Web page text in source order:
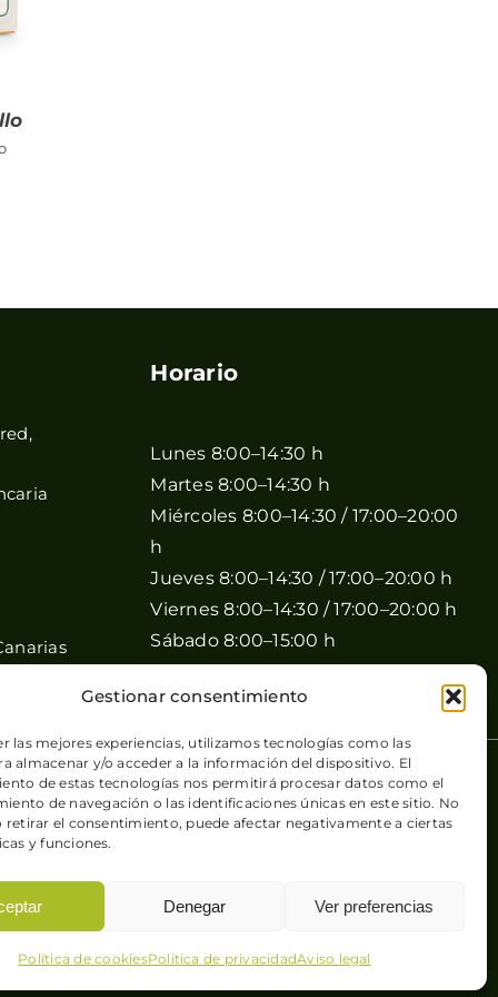
Gestionar consentimiento
las mejores experiencias, utilizamos tecnologías como las
almacenar y/o acceder a la información del dispositivo. El
de estas tecnologías nos permitirá procesar datos como el
de navegación o las identificaciones únicas en este sitio. No
retirar el consentimiento, puede afectar negativamente a ciertas
y funciones.
Denegar Ver preferencias
Política de cookiesPolítica de privacidadAviso legal
Horario
Lunes 8:00–14:30 h
Martes 8:00–14:30 h
Miércoles 8:00–14:30 / 17:00–20:00
h
Jueves 8:00–14:30 / 17:00–20:00 h
Viernes 8:00–14:30 / 17:00–20:00 h
Sábado 8:00–15:00 h
Domingo Cerrado
cookies| Sitio web desarrollado por+QueGusto S.C.